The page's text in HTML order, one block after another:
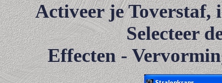
Activeer je Toverstaf,
Selecteer
Effecten -